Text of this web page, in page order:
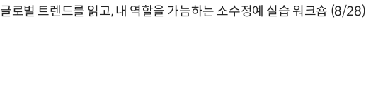
글로벌 트렌드를 읽고, 내 역할을 가늠하는 소수정예 실습 워크숍 (8/28)